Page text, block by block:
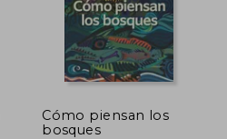
55%
dcto.
Cómo piensan los
bosques